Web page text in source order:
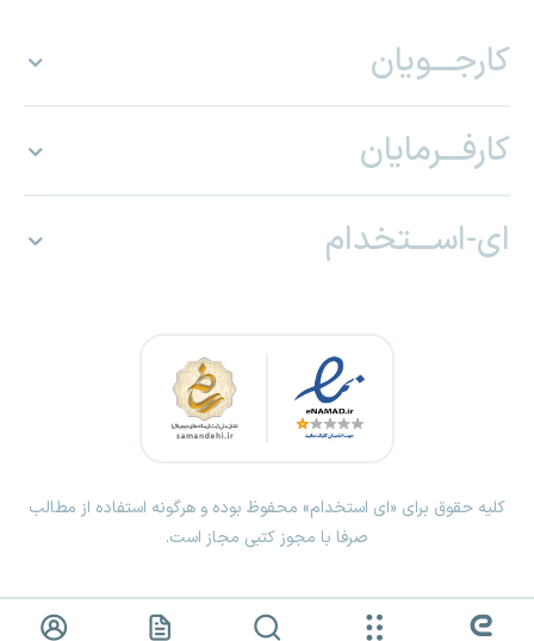
کارجـــویان
کارفـــرمایان
ای-اســـتخدام
کلیه حقوق برای «ای استخدام» محفوظ بوده و هرگونه استفاده از مطالب
صرفا با مجوز کتبی مجاز است.